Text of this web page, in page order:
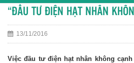
“ĐẦU TƯ ĐIỆN HẠT NHÂN
13/11/2016
Việc đầu tư điện hạt nhân không